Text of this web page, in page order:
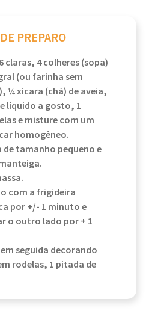
PREPARO
claras, 4 colheres (sopa)
(ou farinha sem
¼ xícara (chá) de aveia,
líquido a gosto, 1
e misture com um
homogêneo.
tamanho pequeno e
com a frigideira
por +/- 1 minuto e
o outro lado por + 1
seguida decorando
rodelas, 1 pitada de